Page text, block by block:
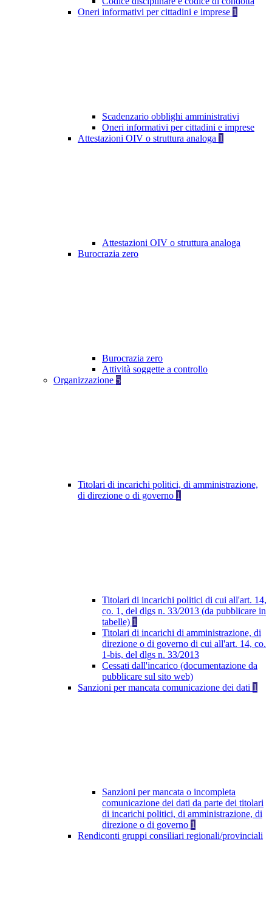
Oneri informativi per cittadini e imprese 1
Scadenzario obblighi amministrativi
Oneri informativi per cittadini e imprese
Attestazioni OIV o struttura analoga 1
Attestazioni OIV o struttura analoga
Burocrazia zero
Burocrazia zero
Attività soggette a controllo
Organizzazione 5
Titolari di incarichi politici, di amministrazione,
di direzione o di governo 1
Titolari di incarichi politici di cui all'art. 14,
co. 1, del dlgs n. 33/2013 (da pubblicare in
tabelle) 1
Titolari di incarichi di amministrazione, di
direzione o di governo di cui all'art. 14, co.
1-bis, del dlgs n. 33/2013
Cessati dall'incarico (documentazione da
pubblicare sul sito web)
Sanzioni per mancata comunicazione dei dati 1
Sanzioni per mancata o incompleta
comunicazione dei dati da parte dei titolari
di incarichi politici, di amministrazione, di
direzione o di governo 1
Rendiconti gruppi consiliari regionali/provinciali